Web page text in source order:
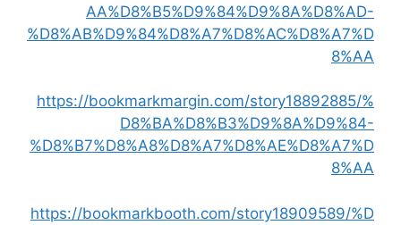
AA%D8%B5%D9%84%D9%8A%D8%AD-
%D8%AB%D9%84%D8%A7%D8%AC%D8%A7%D
8%AA
https://bookmarkmargin.com/story18892885/%
D8%BA%D8%B3%D9%8A%D9%84-
%D8%B7%D8%A8%D8%A7%D8%AE%D8%A7%D
8%AA
https://bookmarkbooth.com/story18909589/%D